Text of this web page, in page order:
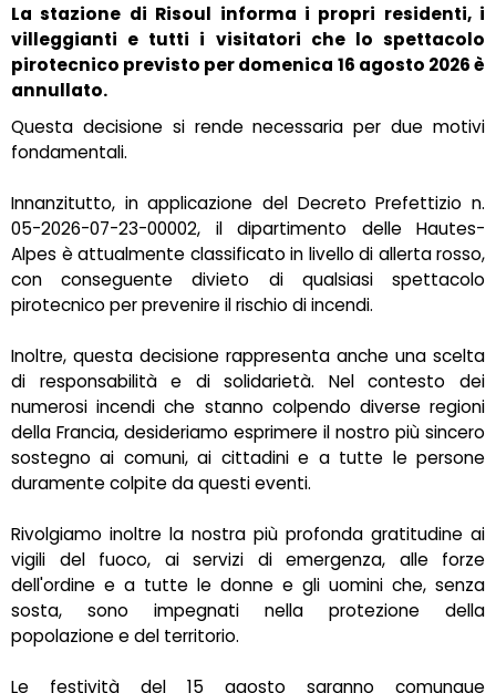
La stazione di Risoul informa i propri residenti, i
villeggianti e tutti i visitatori che lo spettacolo
pirotecnico previsto per domenica 16 agosto 2026 è
annullato.
Questa decisione si rende necessaria per due motivi
fondamentali.
Innanzitutto, in applicazione del Decreto Prefettizio n.
05-2026-07-23-00002, il dipartimento delle Hautes-
Alpes è attualmente classificato in livello di allerta rosso,
con conseguente divieto di qualsiasi spettacolo
pirotecnico per prevenire il rischio di incendi.
Inoltre, questa decisione rappresenta anche una scelta
di responsabilità e di solidarietà. Nel contesto dei
numerosi incendi che stanno colpendo diverse regioni
della Francia, desideriamo esprimere il nostro più sincero
sostegno ai comuni, ai cittadini e a tutte le persone
duramente colpite da questi eventi.
Rivolgiamo inoltre la nostra più profonda gratitudine ai
vigili del fuoco, ai servizi di emergenza, alle forze
dell'ordine e a tutte le donne e gli uomini che, senza
sosta, sono impegnati nella protezione della
popolazione e del territorio.
Le festività del 15 agosto saranno comunque